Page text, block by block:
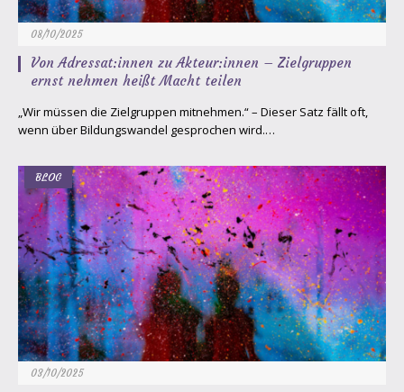
08/10/2025
Von Adressat:innen zu Akteur:innen – Zielgruppen
ernst nehmen heißt Macht teilen
„Wir müssen die Zielgruppen mitnehmen.“ – Dieser Satz fällt oft,
wenn über Bildungswandel gesprochen wird.…
BLOG
03/10/2025